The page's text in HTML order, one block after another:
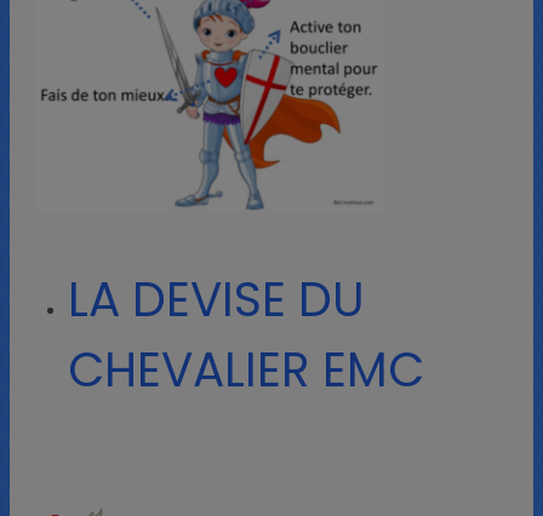
LA DEVISE DU
CHEVALIER EMC